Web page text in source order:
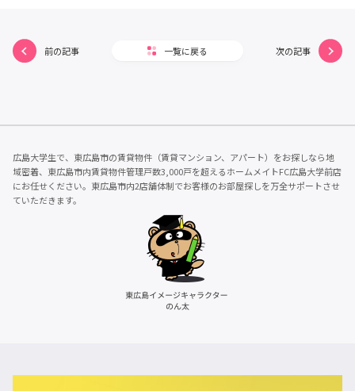
前の記事 一覧に戻る 次の記事
広島大学生で、東広島市の賃貸物件（賃貸マンション、アパート）をお探しなら地
域密着、東広島市内賃貸物件管理戸数3,000戸を超えるホームメイトFC広島大学前店
にお任せください。東広島市内2店舗体制でお客様のお部屋探しを万全サポートさせ
ていただきます。